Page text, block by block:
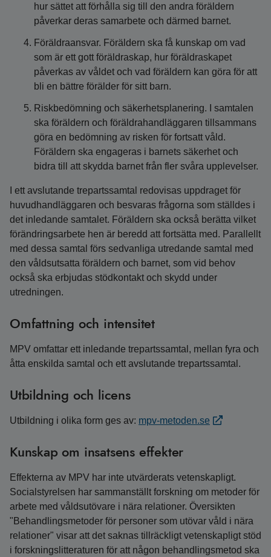
hur sättet att förhålla sig till den andra föräldern
påverkar deras samarbete och därmed barnet.
Föräldraansvar. Föräldern ska få kunskap om vad
som är ett gott föräldraskap, hur föräldraskapet
påverkas av våldet och vad föräldern kan göra för att
bli en bättre förälder för sitt barn.
Riskbedömning och säkerhetsplanering. I samtalen
ska föräldern och föräldrahandläggaren tillsammans
göra en bedömning av risken för fortsatt våld.
Föräldern ska engageras i barnets säkerhet och
bidra till att skydda barnet från fler svåra upplevelser.
I ett avslutande trepartssamtal redovisas uppdraget för
huvudhandläggaren och besvaras frågorna som ställdes i
det inledande samtalet. Föräldern ska också berätta vilket
förändringsarbete hen är beredd att fortsätta med. Parallellt
med dessa samtal förs sedvanliga utredande samtal med
den våldsutsatta föräldern och barnet, som vid behov
också ska erbjudas stödkontakt och skydd under
utredningen.
Omfattning och intensitet
MPV omfattar ett inledande trepartssamtal, mellan fyra och
åtta enskilda samtal och ett avslutande trepartssamtal.
Utbildning och licens
Utbildning i olika form ges av: mpv-metoden.se
Kunskap om insatsens effekter
Effekterna av MPV har inte utvärderats vetenskapligt.
Socialstyrelsen har sammanställt forskning om metoder för
arbete med våldsutövare i nära relationer. Översikten
"Behandlingsmetoder för personer som utövar våld i nära
relationer" visar att det saknas tillräckligt vetenskapligt stöd
i forskningslitteraturen för att någon behandlingsmetod ska